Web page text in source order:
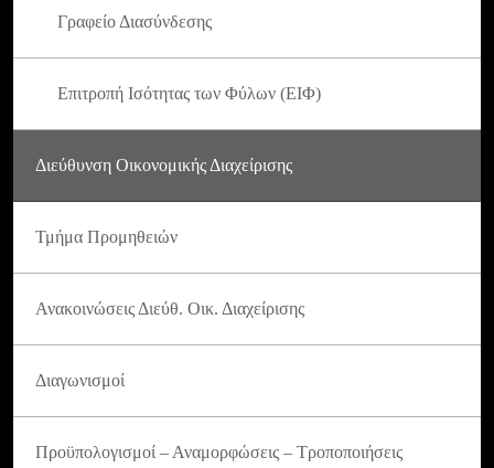
Γραφείο Διασύνδεσης
Επιτροπή Ισότητας των Φύλων (ΕΙΦ)
Διεύθυνση Οικονομικής Διαχείρισης
Τμήμα Προμηθειών
Ανακοινώσεις Διεύθ. Οικ. Διαχείρισης
Διαγωνισμοί
Προϋπολογισμοί – Αναμορφώσεις – Τροποποιήσεις